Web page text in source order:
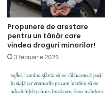
Propunere de arestare
pentru un tânăr care
vindea droguri minorilor!
3 februarie 2026